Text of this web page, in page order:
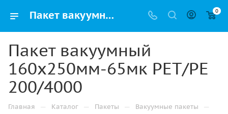
Пакет вакуумный 160х250мм-65мк РЕТ/РЕ 200/4000 купить в Ижевске с доставкой оптом и в розницу 0
Пакет вакуумный
160х250мм-65мк РЕТ/РЕ
200/4000
Главная — Каталог — Пакеты — Вакуумные пакеты —